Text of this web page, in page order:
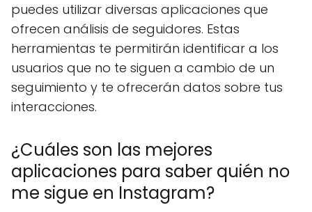
puedes utilizar diversas aplicaciones que
ofrecen análisis de seguidores. Estas
herramientas te permitirán identificar a los
usuarios que no te siguen a cambio de un
seguimiento y te ofrecerán datos sobre tus
interacciones.
¿Cuáles son las mejores
aplicaciones para saber quién no
me sigue en Instagram?